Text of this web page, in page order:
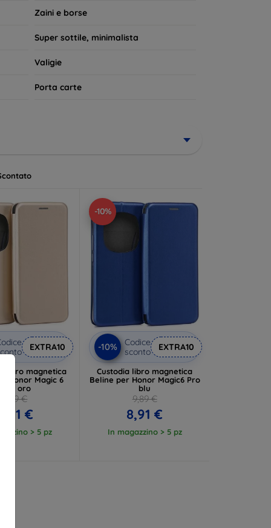
Zaini e borse
Super sottile, minimalista
Valigie
Porta carte
EXTRA10
a libro magnetica
Honor Magic 6
Pro, oro
9,89 €
8,91 €
> 5 pz
-10%
-10%
Codice
sconto
EXTRA10
Custodia libro magnetica
Beline per Honor Magic6 Pro
blu
9,89 €
8,91 €
In magazzino > 5 pz